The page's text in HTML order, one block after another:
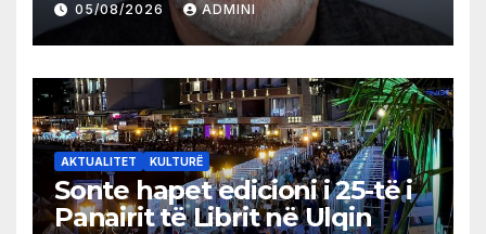
05/08/2026 ADMINI
AKTUALITET KULTURË
Sonte hapet edicioni i 25-të i
Panairit të Librit në Ulqin